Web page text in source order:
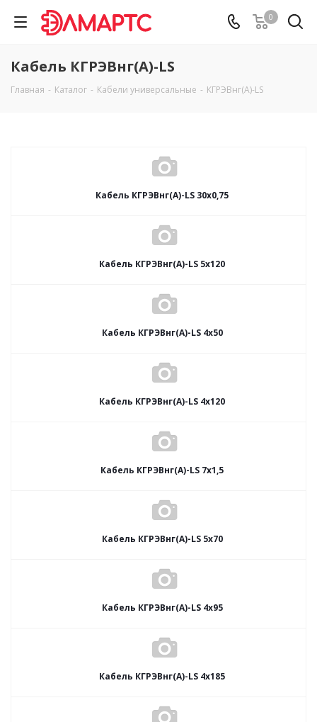
0
Кабель КГРЭВнг(А)-LS
Главная - Каталог - Кабели универсальные - КГРЭВнг(А)-LS
Кабель КГРЭВнг(А)-LS 30х0,75
Кабель КГРЭВнг(А)-LS 5х120
Кабель КГРЭВнг(А)-LS 4х50
Кабель КГРЭВнг(А)-LS 4х120
Кабель КГРЭВнг(А)-LS 7х1,5
Кабель КГРЭВнг(А)-LS 5х70
Кабель КГРЭВнг(А)-LS 4х95
Кабель КГРЭВнг(А)-LS 4х185